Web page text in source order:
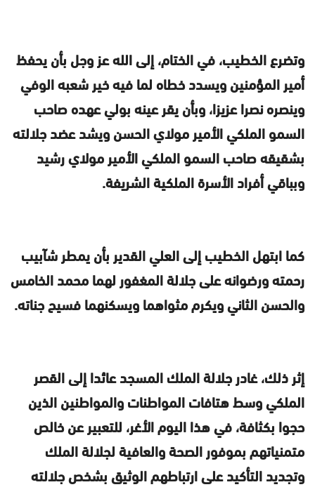
وتضرع الخطيب، في الختام، إلى الله عز وجل بأن يحفظ
أمير المؤمنين ويسدد خطاه لما فيه خير شعبه الوفي
وينصره نصرا عزيزا، وبأن يقر عينه بولي عهده صاحب
السمو الملكي الأمير مولاي الحسن ويشد عضد جلالته
بشقيقه صاحب السمو الملكي الأمير مولاي رشيد
وبباقي أفراد الأسرة الملكية الشريفة.
كما ابتهل الخطيب إلى العلي القدير بأن يمطر شآبيب
رحمته ورضوانه على جلالة المغفور لهما محمد الخامس
والحسن الثاني ويكرم مثواهما ويسكنهما فسيح جناته.
إثر ذلك، غادر جلالة الملك المسجد عائدا إلى القصر
الملكي وسط هتافات المواطنات والمواطنين الذين
حجوا بكثافة، في هذا اليوم الأغر، للتعبير عن خالص
متمنياتهم بموفور الصحة والعافية لجلالة الملك
وتجديد التأكيد على ارتباطهم الوثيق بشخص جلالته